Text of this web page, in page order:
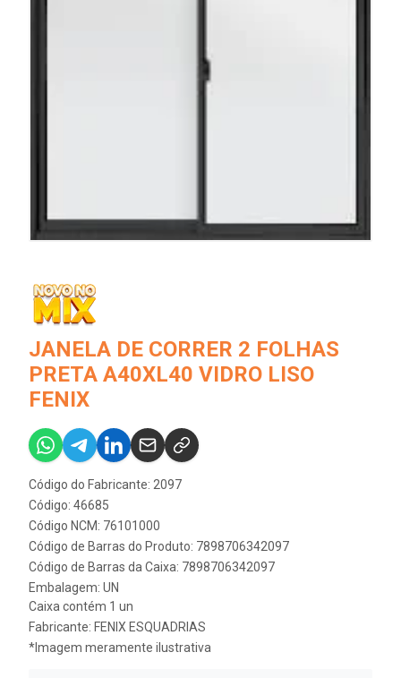
JANELA DE CORRER 2 FOLHAS
PRETA A40XL40 VIDRO LISO
FENIX
Código do Fabricante: 2097
Código: 46685
Código NCM: 76101000
Código de Barras do Produto: 7898706342097
Código de Barras da Caixa: 7898706342097
Embalagem: UN
Caixa contém 1 un
Fabricante: FENIX ESQUADRIAS
*Imagem meramente ilustrativa